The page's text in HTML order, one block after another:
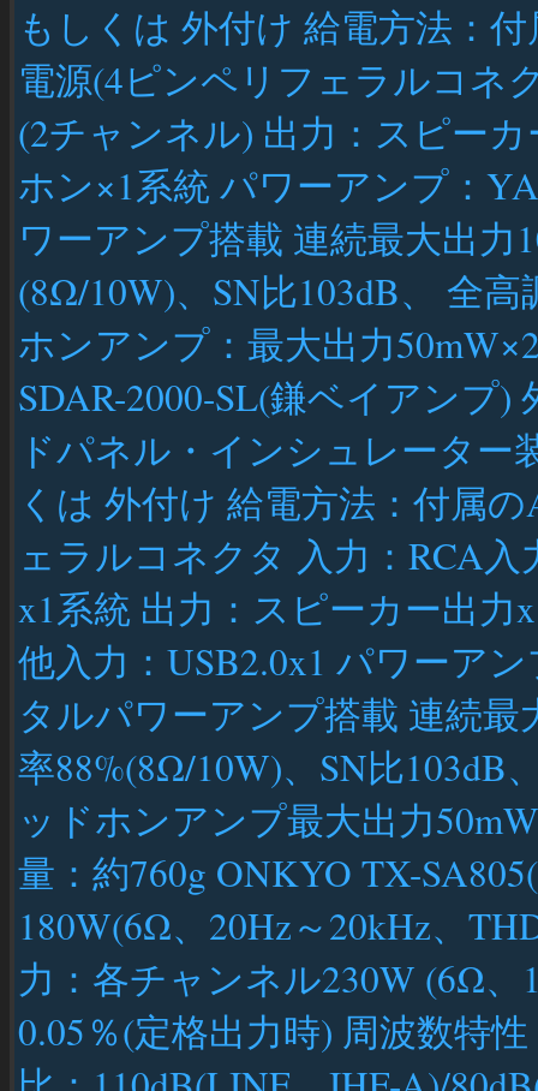
もしくは 外付け 給電方法：
電源(4ピンペリフェラルコネ
(2チャンネル) 出力：スピー
ホン×1系統 パワーアンプ：
ワーアンプ搭載 連続最大出力
(8Ω/10W)、SN比103dB、 全
ホンアンプ：最大出力
SDAR-2000-SL(鎌ベイアンプ)
ドパネル・インシュレーター
くは 外付け 給電方法：付属
ェラルコネクタ 入力：RCA
x1系統 出力：スピーカー出
他入力：USB2.0x1 パワーア
タルパワーアンプ搭載 連続
率88%(8Ω/10W)、SN比103dB
ッドホンアンプ最大出力
量：約760g ONKYO TX-
180W(6Ω、20Hz～20kHz、
力：各チャンネル230W (6Ω、
0.05％(定格出力時) 周波数特